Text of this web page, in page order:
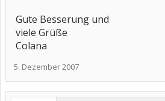
Gute Besserung und
viele Grüße
Colana
5. Dezember 2007